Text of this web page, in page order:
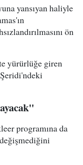
yansıyan haliyle
ön
yürürlüğe giren
programına da